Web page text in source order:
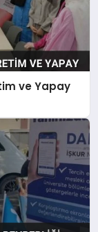
ve Yapay